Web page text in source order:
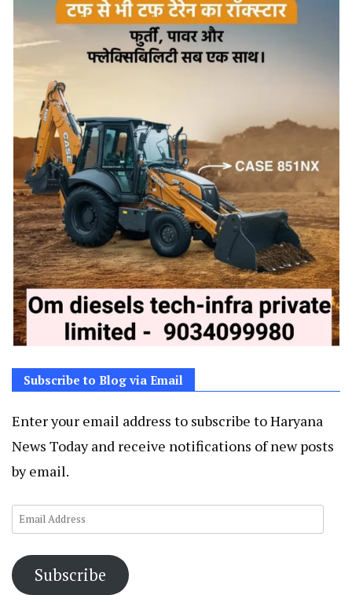
Subscribe to Blog via Email
Enter your email address to subscribe to Haryana
News Today and receive notifications of new posts
by email.
Email
Subscribe